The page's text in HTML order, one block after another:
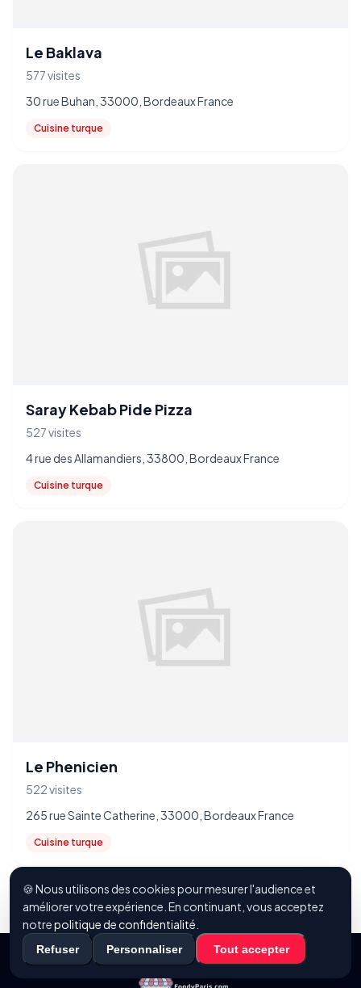
Le Baklava
577 visites
30 rue Buhan, 33000, Bordeaux France
Cuisine turque
Saray Kebab Pide Pizza
527 visites
4 rue des Allamandiers, 33800, Bordeaux France
Cuisine turque
Le Phenicien
522 visites
265 rue Sainte Catherine, 33000, Bordeaux France
Cuisine turque
🍪 Nous utilisons des cookies pour mesurer l'audience et
améliorer votre expérience. En continuant, vous acceptez
notrepolitique de confidentialité
Refuser Personnaliser Tout accepter